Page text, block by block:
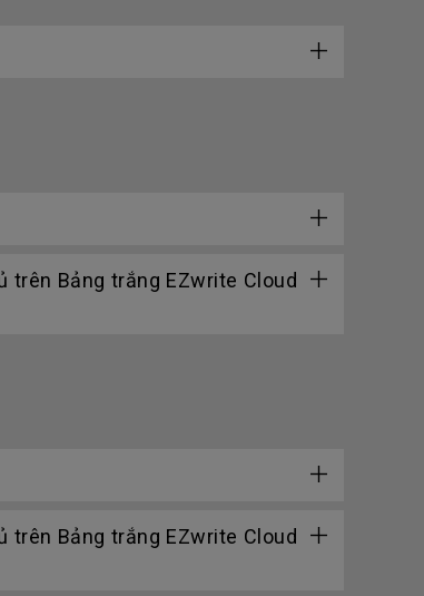
Bảng trắng EZwrite Cloud
Bảng trắng EZwrite Cloud